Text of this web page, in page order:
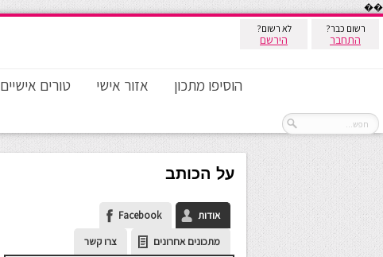
��
רשום כבר?
התחבר
לא רשום?
הירשם
הוסיפו מתכון אזור אישי טורים אישיים
על הכותב
אודות
Facebook
מתכונים אחרונים
צרו קשר